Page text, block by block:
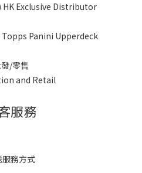
HK Exclusive Distributor
Panini Upperdeck
/零售
and Retail
服務
服務方式